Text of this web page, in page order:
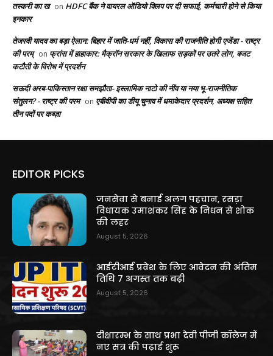
तस्करी का ख on HDFC बैंक ने वायरल ऑडियो क्लिप पर दी सफाई, कर्मचारी होने से किया
इनकार
तेजस्वी यादव का बड़ा ऐलान: बिहार में जाति-धर्म नहीं, विकास की राजनीति होगी एजेंडा - राष्ट्र
की परम् on फ्रांस में हाहाकार: मैक्रॉन सरकार के खिलाफ सड़कों पर उतरे लोग, बजट
कटौती के विरोध में प्रदर्शन
सऊदी अरब-पाकिस्तान रक्षा समझौता- इस्लामिक नाटो की नींव या नया भू-राजनीतिक
संतुलन? - राष्ट्र की परम on एबीवीपी का डीयू चुनाव में धमाकेदार प्रदर्शन, अध्यक्ष सहित
तीन पदों पर कब्ज़ा
EDITOR PICKS
जनसेवा से बनाई अलग पहचान, रसड़ा
विधायक उमाशंकर सिंह के निधन से शोक
की लहर
August 5, 2026
आईटीआई प्रवेश के लिए आवेदन की अंतिम
तिथि 7 अगस्त तक बढ़ी
August 5, 2026
दीक्षारम्भ के साथ प्रभा देवी पीजी कॉलेज में
नए सत्र की पढ़ाई शुरू